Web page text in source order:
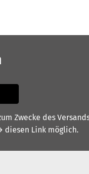
Zwecke des
diesen Link möglich.